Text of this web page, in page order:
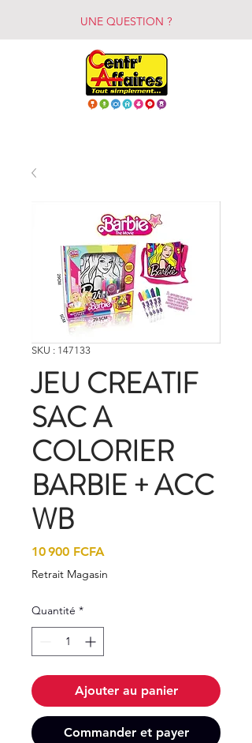
UNE QUESTION ?
SKU : 147133
JEU CREATIF
SAC A
COLORIER
BARBIE + ACC
WB
10 900 FCFA
Retrait Magasin
Quantité *
Ajouter au panier
Commander et payer